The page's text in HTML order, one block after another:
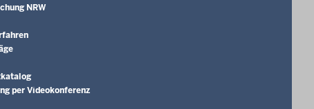
NRW
per Videokonferenz